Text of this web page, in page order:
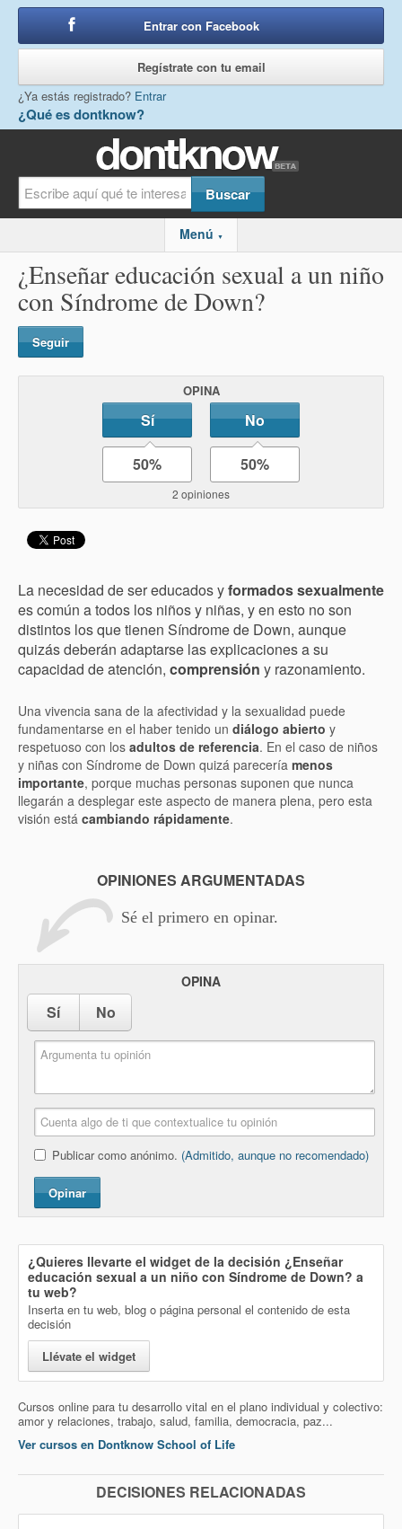
¿Qué es dontknow?
Entrar con Facebook
Regístrate con tu email
¿Ya estás registrado? Entrar
Menú ▼
¿Enseñar educación sexual a un niño
con Síndrome de Down?
Seguir
OPINA
Sí No
50% 50%
2 opiniones
La necesidad de ser educados yformados sexualmente
es común a todos los niños y niñas, y en esto no son
distintos los que tienen Síndrome de Down, aunque
quizás deberán adaptarse las explicaciones a su
capacidad de atención, comprensión y razonamiento.
Una vivencia sana de la afectividad y la sexualidad puede
fundamentarse en el haber tenido un diálogo abierto y
respetuoso con los adultos de referencia. En el caso de niños
y niñas con Síndrome de Down quizá parecería menos
importante, porque muchas personas suponen que nunca
llegarán a desplegar este aspecto de manera plena, pero esta
visión está cambiando rápidamente.
OPINIONES ARGUMENTADAS
Sé el primero en opinar.
OPINA
Sí No
Publicar como anónimo. (Admitido, aunque no recomendado)
Opinar
¿Quieres llevarte el widget de la decisión ¿Enseñar
educación sexual a un niño con Síndrome de Down? a
tu web?
Inserta en tu web, blog o página personal el contenido de esta
decisión
Llévate el widget
Cursos online para tu desarrollo vital en el plano individual y colectivo:
amor y relaciones, trabajo, salud, familia, democracia, paz...
Ver cursos en Dontknow School of Life
DECISIONES RELACIONADAS